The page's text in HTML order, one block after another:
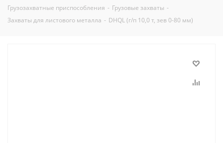
Грузозахватные приспособления - Грузовые захваты -
Захваты для листового металла - DHQL (г/п 10,0 т, зев 0-80 мм)